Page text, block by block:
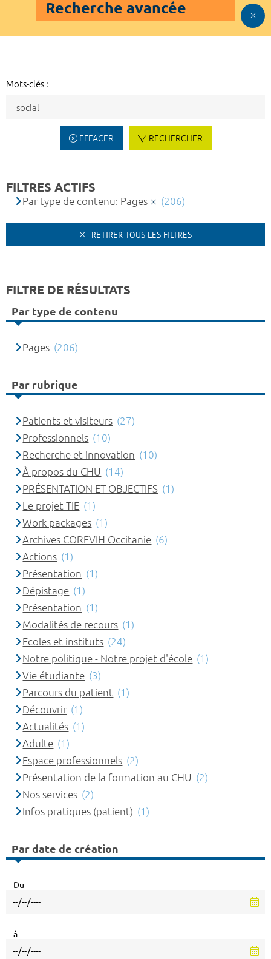
Recherche avancée
Mots-clés :
EFFACER RECHERCHER
FILTRES ACTIFS
Par type de contenu: Pages (206)
RETIRER TOUS LES FILTRES
FILTRE DE RÉSULTATS
Par type de contenu
Pages (206)
Par rubrique
Patients et visiteurs (27)
Professionnels (10)
Recherche et innovation (10)
À propos du CHU (14)
PRÉSENTATION ET OBJECTIFS (1)
Le projet TIE (1)
Work packages (1)
Archives COREVIH Occitanie (6)
Actions (1)
Présentation (1)
Dépistage (1)
Présentation (1)
Modalités de recours (1)
Ecoles et instituts (24)
Notre politique - Notre projet d'école (1)
Vie étudiante (3)
Parcours du patient (1)
Découvrir (1)
Actualités (1)
Adulte (1)
Espace professionnels (2)
Présentation de la formation au CHU (2)
Nos services (2)
Infos pratiques (patient) (1)
Par date de création
Du
à